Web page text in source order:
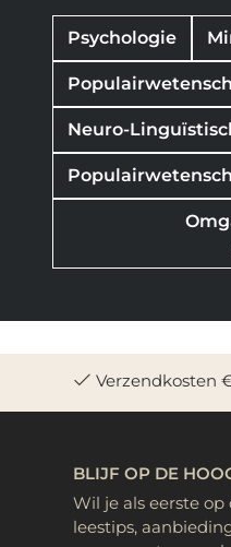
Psychologie
Neuro-
Verzendkosten
BLIJF OP DE
Wil je als eerste
leestips,